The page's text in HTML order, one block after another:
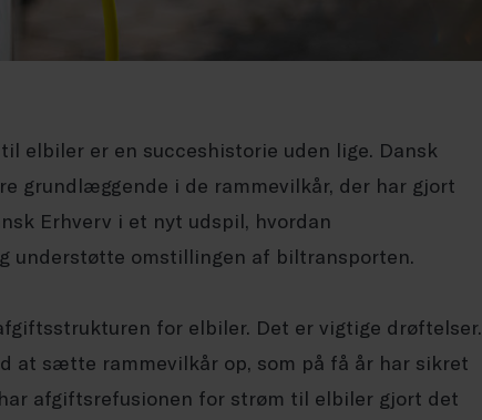
elbiler er en succeshistorie uden lige. Dansk
grundlæggende i de rammevilkår, der har gjort
Erhverv i et nyt udspil, hvordan
understøtte omstillingen af biltransporten.
for elbiler. Det er vigtige drøftelser.
at sætte rammevilkår op, som på få år har sikret
afgiftsrefusionen for strøm til elbiler gjort det